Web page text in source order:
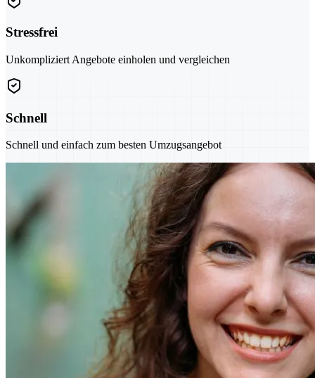
Stressfrei
Unkompliziert Angebote einholen und vergleichen
Schnell
Schnell und einfach zum besten Umzugsangebot